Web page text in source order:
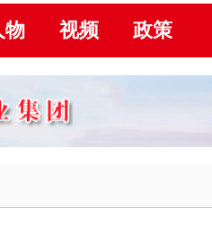
物 视频 政策